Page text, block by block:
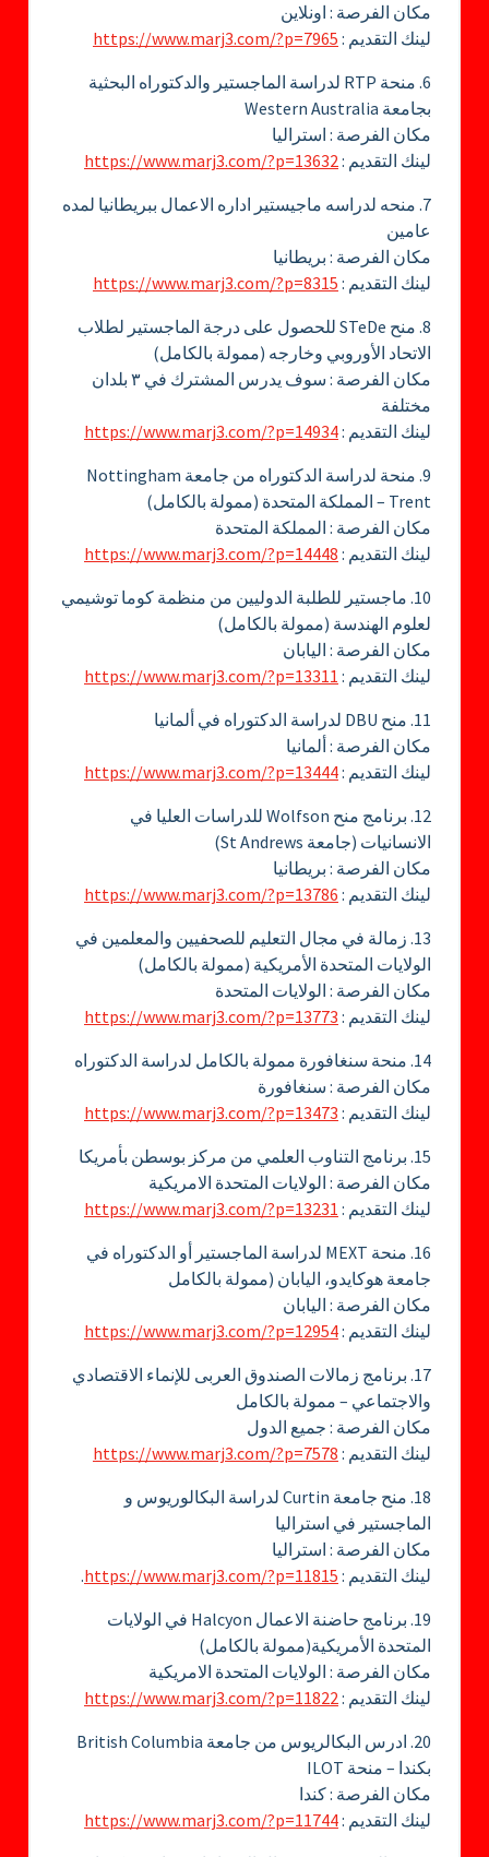
مكان الفرصة : اونلاين
لينك التقديم : https://www.marj3.com/?p=7965
6. منحة RTP لدراسة الماجستير والدكتوراه البحثية
بجامعة Western Australia
مكان الفرصة : استراليا
لينك التقديم :https://www.marj3.com/?p=13632
7. منحه لدراسه ماجيستير اداره الاعمال ببريطانيا لمده
عامين
مكان الفرصة : بريطانيا
لينك التقديم : https://www.marj3.com/?p=8315
8. منح STeDe للحصول على درجة الماجستير لطلاب
الاتحاد الأوروبي وخارجه (ممولة بالكامل)
مكان الفرصة : سوف يدرس المشترك في ٣ بلدان
مختلفة
لينك التقديم :https://www.marj3.com/?p=14934
9. منحة لدراسة الدكتوراه من جامعة Nottingham
Trent – المملكة المتحدة (ممولة بالكامل)
مكان الفرصة : المملكة المتحدة
لينك التقديم : https://www.marj3.com/?p=14448
10. ماجستير للطلبة الدوليين من منظمة كوما توشيمي
لعلوم الهندسة (ممولة بالكامل)
مكان الفرصة : اليابان
لينك التقديم : https://www.marj3.com/?p=13311
11. منح DBU لدراسة الدكتوراه في ألمانيا
مكان الفرصة : ألمانيا
لينك التقديم :https://www.marj3.com/?p=13444
12. برنامج منح Wolfson للدراسات العليا في
الانسانيات (جامعة St Andrews)
مكان الفرصة : بريطانيا
لينك التقديم : https://www.marj3.com/?p=13786
13. زمالة في مجال التعليم للصحفيين والمعلمين في
الولايات المتحدة الأمريكية (ممولة بالكامل)
مكان الفرصة : الولايات المتحدة
لينك التقديم : https://www.marj3.com/?p=13773
14. منحة سنغافورة ممولة بالكامل لدراسة الدكتوراه
مكان الفرصة : سنغافورة
لينك التقديم : https://www.marj3.com/?p=13473
15. برنامج التناوب العلمي من مركز بوسطن بأمريكا
مكان الفرصة : الولايات المتحدة الامريكية
لينك التقديم : https://www.marj3.com/?p=13231
16. منحة MEXT لدراسة الماجستير أو الدكتوراه في
جامعة هوكايدو، اليابان (ممولة بالكامل
مكان الفرصة : اليابان
لينك التقديم :https://www.marj3.com/?p=12954
17. برنامج زمالات الصندوق العربى للإنماء الاقتصادي
والاجتماعي – ممولة بالكامل
مكان الفرصة : جميع الدول
لينك التقديم : https://www.marj3.com/?p=7578
18. منح جامعة Curtin لدراسة البكالوريوس و
الماجستير في استراليا
مكان الفرصة : استراليا
لينك التقديم : https://www.marj3.com/?p=11815
.
19. برنامج حاضنة الاعمال Halcyon في الولايات
المتحدة الأمريكية(ممولة بالكامل)
مكان الفرصة : الولايات المتحدة الامريكية
لينك التقديم :https://www.marj3.com/?p=11822
20. ادرس البكالريوس من جامعة British Columbia
بكندا – منحة ILOT
مكان الفرصة : كندا
لينك التقديم :https://www.marj3.com/?p=11744